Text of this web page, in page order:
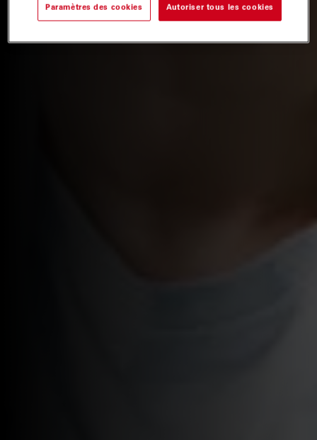
Paramètres des cookies Autoriser tous les cookies